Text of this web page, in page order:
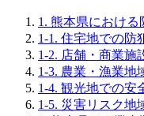
1. 熊本県におけ
1-1. 住宅地での防
1-2. 店舗・商業施
1-3. 農業・漁業地
1-4. 観光地での安
1-5. 災害リスク地